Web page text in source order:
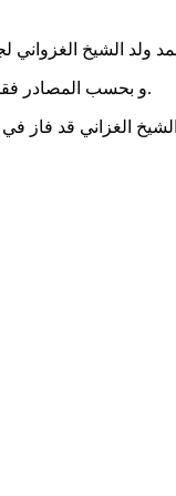
و بحسب المصادر فقد استجابت اللجنة لأوامر ولد الشيخ الغزواني، وقامت بجمع مكبرات الصوت و توزيعها على المساجد مع مبالغ مالية مساعدة منهم في تركيبها.